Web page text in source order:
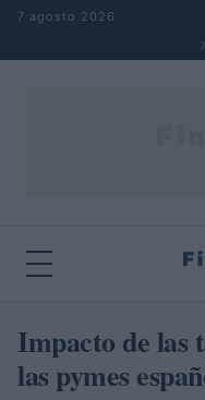
Saltar al contenido
7 agosto 2026
Buscar
Impacto de las
las pymes